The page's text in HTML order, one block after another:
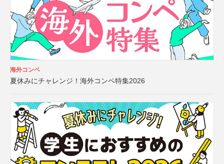
海外コンペ
夏休みにチャレンジ！海外コンペ特集2026